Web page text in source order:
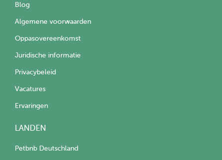
Blog
Algemene voorwaarden
Oppasovereenkomst
Juridische informatie
Privacybeleid
Vacatures
Ervaringen
LANDEN
Petbnb Deutschland